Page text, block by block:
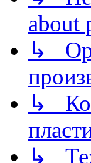
about
↳
↳
↳